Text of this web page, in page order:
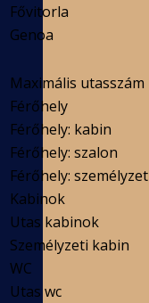
Fővitorla
Genoa
Maximális utasszám
Férőhely
Férőhely: kabin
Férőhely: szalon
Férőhely: személyzet
Kabinok
Utas kabinok
Személyzeti kabin
WC
Utas wc